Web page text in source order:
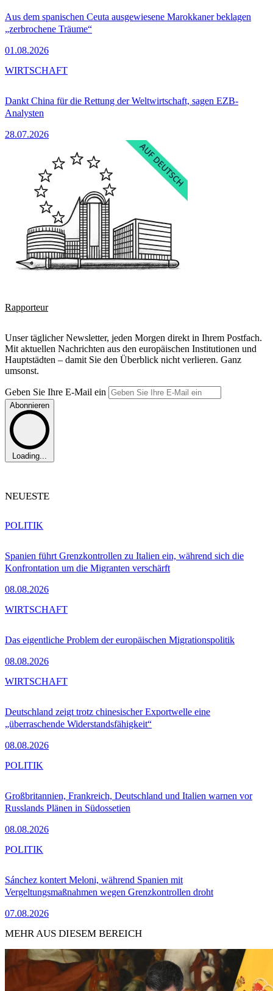
Aus dem spanischen Ceuta ausgewiesene Marokkaner beklagen
„zerbrochene Träume“
01.08.2026
Dankt China für die Rettung der Weltwirtschaft, sagen EZB-
Analysten
28.07.2026
WIRTSCHAFT
Rapporteur
Unser täglicher Newsletter, jeden Morgen direkt in Ihrem Postfach.
Mit aktuellen Nachrichten aus den europäischen Institutionen und
Hauptstädten – damit Sie den Überblick nicht verlieren. Ganz
umsonst.
Geben Sie Ihre E-Mail ein
Abonnieren
Loading...
NEUESTE
Spanien führt Grenzkontrollen zu Italien ein, während sich die
Konfrontation um die Migranten verschärft
08.08.2026
POLITIK
Das eigentliche Problem der europäischen Migrationspolitik
08.08.2026
WIRTSCHAFT
Deutschland zeigt trotz chinesischer Exportwelle eine
„überraschende Widerstandsfähigkeit“
08.08.2026
WIRTSCHAFT
Großbritannien, Frankreich, Deutschland und Italien warnen vor
Russlands Plänen in Südossetien
08.08.2026
POLITIK
Sánchez kontert Meloni, während Spanien mit
Vergeltungsmaßnahmen wegen Grenzkontrollen droht
07.08.2026
POLITIK
MEHR AUS DIESEM BEREICH